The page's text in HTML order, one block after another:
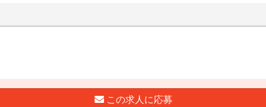
この求人に応募